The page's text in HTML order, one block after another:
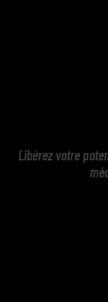
Libérez votre